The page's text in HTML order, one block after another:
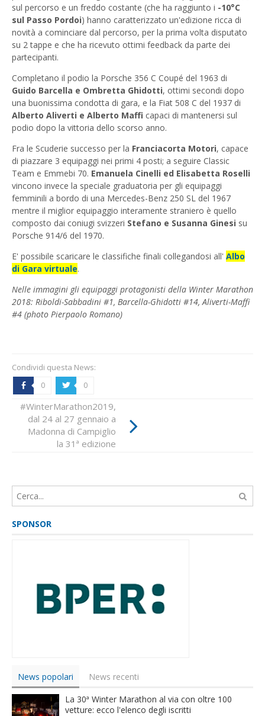
sul percorso e un freddo costante (che ha raggiunto i -10°C
sul Passo Pordoi) hanno caratterizzato un'edizione ricca di
novità a cominciare dal percorso, per la prima volta disputato
su 2 tappe e che ha ricevuto ottimi feedback da parte dei
partecipanti.
Completano il podio la Porsche 356 C Coupé del 1963 di
Guido Barcella e Ombretta Ghidotti, ottimi secondi dopo
una buonissima condotta di gara, e la Fiat 508 C del 1937 di
Alberto Aliverti e Alberto Maffi capaci di mantenersi sul
podio dopo la vittoria dello scorso anno.
Fra le Scuderie successo per la Franciacorta Motori, capace
di piazzare 3 equipaggi nei primi 4 posti; a seguire Classic
Team e Emmebi 70. Emanuela Cinelli ed Elisabetta Roselli
vincono invece la speciale graduatoria per gli equipaggi
femminili a bordo di una Mercedes-Benz 250 SL del 1967
mentre il miglior equipaggio interamente straniero è quello
composto dai coniugi svizzeri Stefano e Susanna Ginesi su
Porsche 914/6 del 1970.
E' possibile scaricare le classifiche finali collegandosi all' Albo
di Gara virtuale.
Nelle immagini gli equipaggi protagonisti della Winter Marathon
2018: Riboldi-Sabbadini #1, Barcella-Ghidotti #14, Aliverti-Maffi
#4 (photo Pierpaolo Romano)
Condividi questa News:
b 0 a 0
Sala-Cioffi su Lancia
Aprilia del 1937
vincono il Trofeo
Eberhard sul lago
#WinterMarathon2019,
dal 24 al 27 gennaio a
Madonna di Campiglio
la 31ª edizione
SPONSOR
News popolari
News recenti
La 30ª Winter Marathon al via con oltre 100
vetture: ecco l'elenco degli iscritti